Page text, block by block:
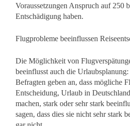
Voraussetzungen Anspruch auf 250
Entschädigung haben.
Flugprobleme beeinflussen
Die Möglichkeit von
beeinflusst auch die
Befragten geben an, dass mögliche
Entscheidung, Urlaub in
machen, stark oder sehr stark
sagen, dass dies sie nicht sehr stark